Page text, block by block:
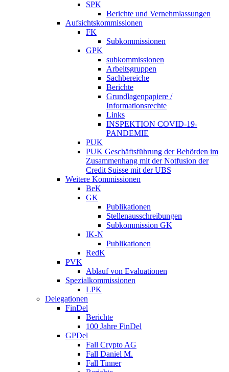
SPK
Berichte und Vernehmlassungen
Aufsichtskommissionen
FK
Subkommissionen
GPK
subkommissionen
Arbeitsgruppen
Sachbereiche
Berichte
Grundlagenpapiere /
Informationsrechte
Links
INSPEKTION COVID-19-
PANDEMIE
PUK
PUK Geschäftsführung der Behörden im
Zusammenhang mit der Notfusion der
Credit Suisse mit der UBS
Weitere Kommissionen
BeK
GK
Publikationen
Stellenausschreibungen
Subkommission GK
IK-N
Publikationen
RedK
PVK
Ablauf von Evaluationen
Spezialkommissionen
LPK
Delegationen
FinDel
Berichte
100 Jahre FinDel
GPDel
Fall Crypto AG
Fall Daniel M.
Fall Tinner